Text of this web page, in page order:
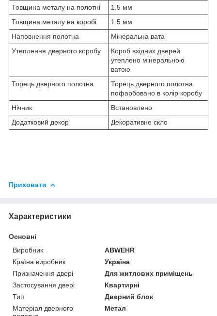
Товщина металу на полотні
1,5 мм
Товщина металу на коробі
1.5 мм
Наповнення полотна
Мінеральна вата
Утеплення дверного коробу
Короб вхідних дверей
утеплено мінеральною
ватою
Торець дверного полотна
Торець дверного полотна
пофарбовано в колір коробу
Нічник
Встановлено
Додатковий декор
Декоративне скло
Приховати
Характеристики
Основні
Виробник
ABWEHR
Країна виробник
Україна
Призначення двері
Для житлових приміщень
Застосування двері
Квартирні
Тип
Дверний блок
Матеріал дверного
Метал